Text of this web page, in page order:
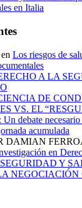
en Italia
en Los riesgos de
A LA
DE
VS. EL
debate necesario
acumulada
DAMIAN
en
Y
NEGOCIACIÓN